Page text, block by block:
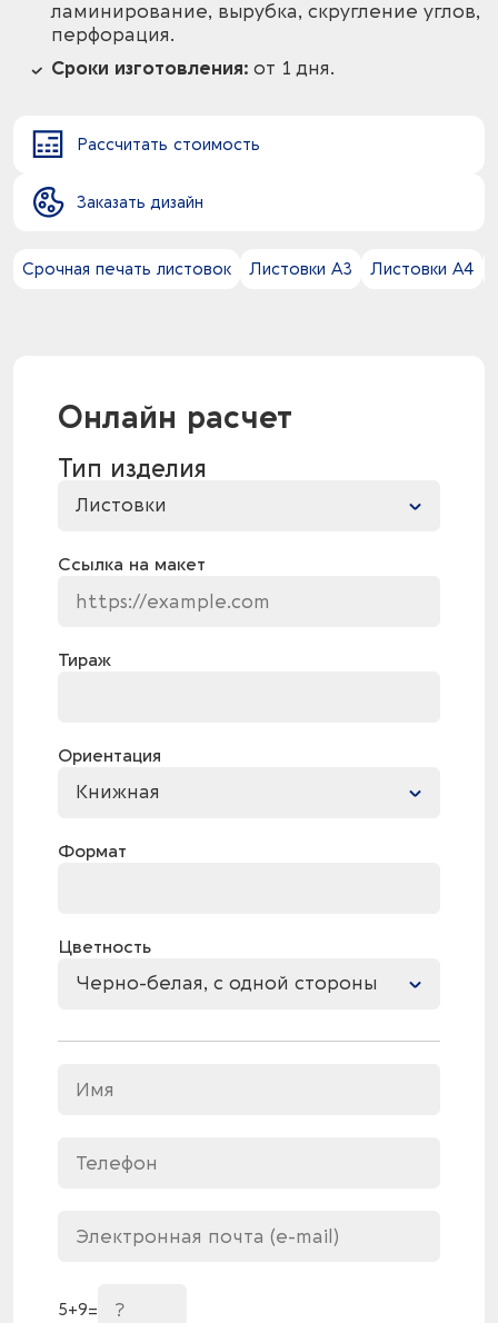
ламинирование, вырубка, скругление углов,
перфорация.
Сроки изготовления: от 1 дня.
Рассчитать стоимость
Заказать дизайн
Срочная печать листовок Листовки А3 Листовки А4
Онлайн расчет
Тип изделия
Листовки
Ссылка на макет
Тираж
Ориентация
Книжная
Формат
Цветность
Черно-белая, с одной стороны
5+9=